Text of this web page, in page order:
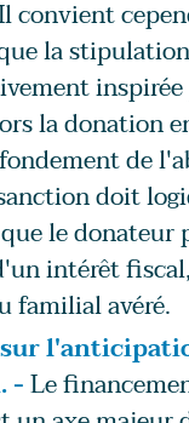
convient
la
la donation
de
doit
le donateur
intérêt
familial avéré.
-Le